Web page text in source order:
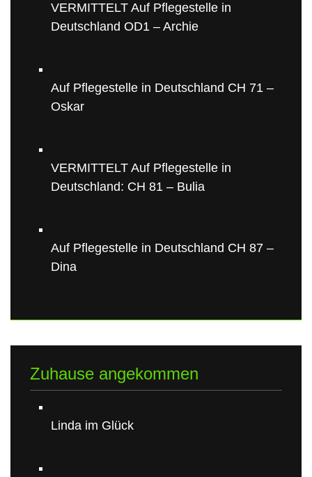
VERMITTELT Auf Pflegestelle in
Deutschland OD1 – Archie
Auf Pflegestelle in Deutschland CH 71 –
Oskar
VERMITTELT Auf Pflegestelle in
Deutschland: CH 81 – Bulia
Auf Pflegestelle in Deutschland CH 87 –
Dina
Zuhause angekommen
Linda im Glück